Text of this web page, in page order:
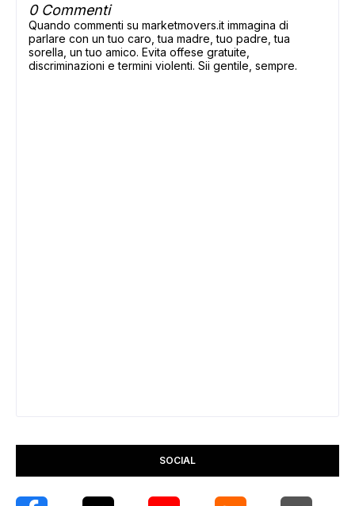
0 Commenti
Quando commenti su marketmovers.it immagina di
parlare con un tuo caro, tua madre, tuo padre, tua
sorella, un tuo amico. Evita offese gratuite,
discriminazioni e termini violenti. Sii gentile, sempre.
SOCIAL